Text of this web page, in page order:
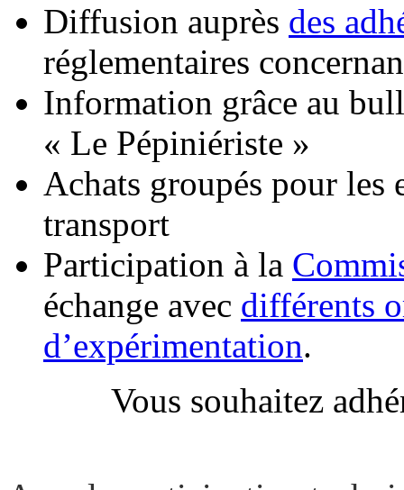
Diffusion auprès des
réglementaires
Information grâce au
« Le Pépiniériste »
Achats groupés pour les
transport
Participation à la
échange avec différents
d’expérimentation.
Vous souhaitez